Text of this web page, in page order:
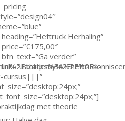
Herhaling”
verder”
cursus|||”
met theorie